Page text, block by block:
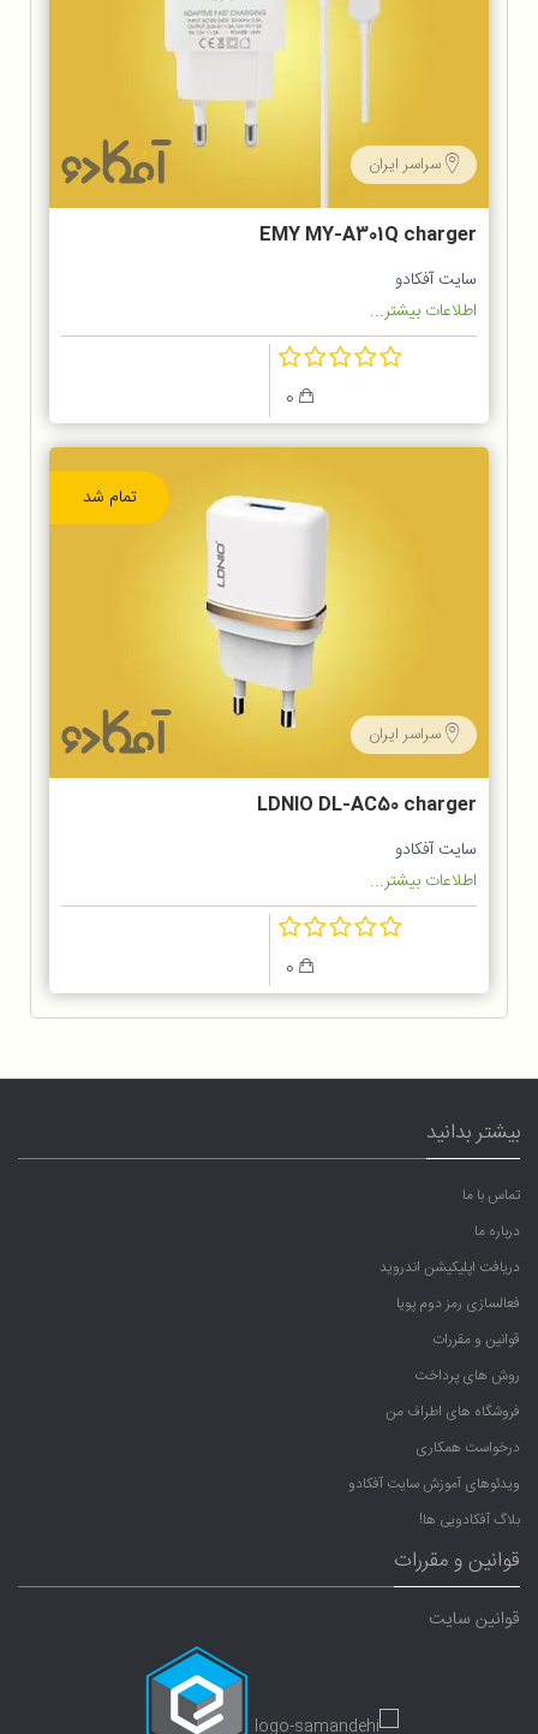
سراسر ایران
EMY MY-A301Q charger
سایت آفکادو
اطلاعات بیشتر...
تمام شد
سراسر ایران
LDNIO DL-AC50 charger
سایت آفکادو
اطلاعات بیشتر...
بیشتر بدانید
تماس با ما
درباره ما
دریافت اپلیکیشن اندروید
فعالسازی رمز دوم پویا
قوانین و مقررات
روش های پرداخت
فروشگاه های اطراف من
درخواست همکاری
ویدئوهای آموزش سایت آفکادو
بلاگ آفکادویی ها!
قوانین و مقررات
قوانین سایت